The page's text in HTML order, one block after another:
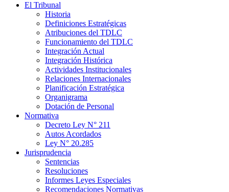
El Tribunal
Historia
Definiciones Estratégicas
Atribuciones del TDLC
Funcionamiento del TDLC
Integración Actual
Integración Histórica
Actividades Institucionales
Relaciones Internacionales
Planificación Estratégica
Organigrama
Dotación de Personal
Normativa
Decreto Ley N° 211
Autos Acordados
Ley N° 20.285
Jurisprudencia
Sentencias
Resoluciones
Informes Leyes Especiales
Recomendaciones Normativas